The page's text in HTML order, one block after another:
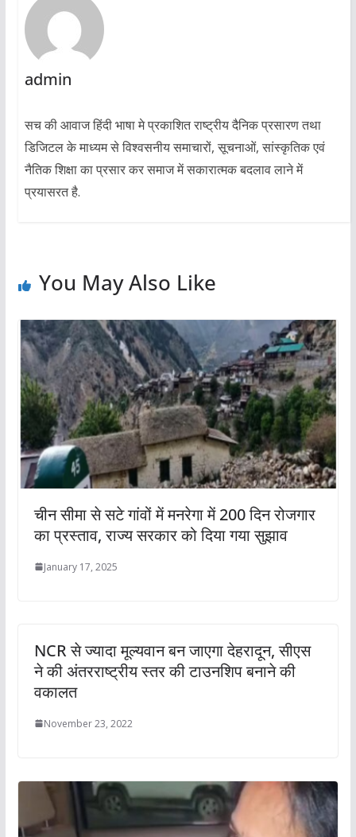
admin
सच की आवाज हिंदी भाषा मे प्रकाशित राष्ट्रीय दैनिक प्रसारण तथा
डिजिटल के माध्यम से विश्वसनीय समाचारों, सूचनाओं, सांस्कृतिक एवं
नैतिक शिक्षा का प्रसार कर समाज में सकारात्मक बदलाव लाने में
प्रयासरत है.
You May Also Like
चीन सीमा से सटे गांवों में मनरेगा में 200 दिन रोजगार
का प्रस्ताव, राज्य सरकार को दिया गया सुझाव
January 17, 2025
NCR से ज्यादा मूल्यवान बन जाएगा देहरादून, सीएस
ने की अंतरराष्ट्रीय स्तर की टाउनशिप बनाने की
वकालत
November 23, 2022